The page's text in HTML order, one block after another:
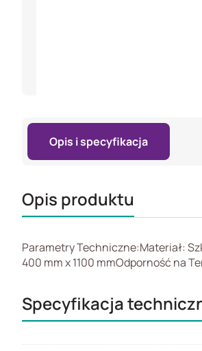
Opis i specyfikacja
Opis produktu
Parametry Techniczne:Materiał:
400 mm x 1100 mmOdporność na
Specyfikacja